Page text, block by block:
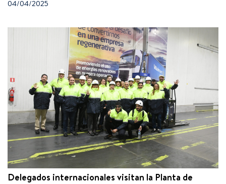
04/04/2025
Delegados internacionales visitan la Planta de